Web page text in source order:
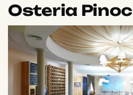
Osteria